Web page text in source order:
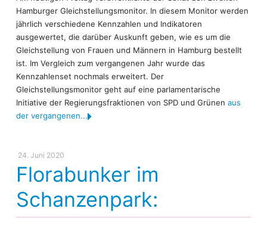
Hamburger Gleichstellungsmonitor. In diesem Monitor werden
jährlich verschiedene Kennzahlen und Indikatoren
ausgewertet, die darüber Auskunft geben, wie es um die
Gleichstellung von Frauen und Männern in Hamburg bestellt
ist. Im Vergleich zum vergangenen Jahr wurde das
Kennzahlenset nochmals erweitert. Der
Gleichstellungsmonitor geht auf eine parlamentarische
Initiative der Regierungsfraktionen von SPD und Grünenaus
der vergangenen...
24. Juni 2020
Florabunker im
Schanzenpark: